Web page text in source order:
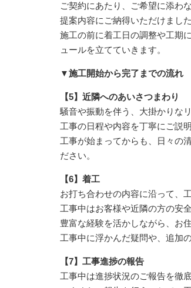
ご契約にあたり、ご希望に添わ
提案内容にご納得いただけまし
施工の前に着工日の調整や工期
ュールを立てていきます。
▼施工開始から完了までの流れ
【5】近隣へのあいさつまわり
騒音や振動を伴う、大掛かりな
工事の日程や内容を丁寧にご説
工事が始まってからも、日々の
ださい。
【6】着工
お打ち合わせの内容に沿って、
工事中はお客様や近隣の方の安
豊富な経験を活かしながら、お
工事中に浮かんだ疑問や、追加
【7】工事進捗の報告
工事中は進捗状況のご報告を徹